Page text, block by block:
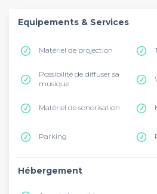
Equipements & Services
Matériel de projection
Possibilité de diffuser sa
musique
Matériel de sonorisation
Parking
Hébergement